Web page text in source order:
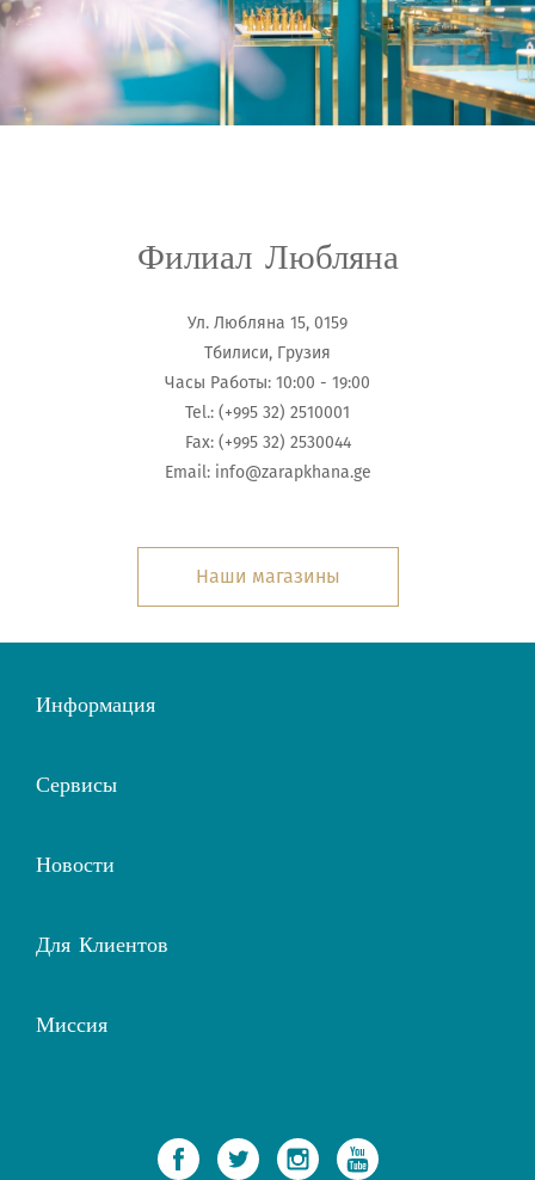
Филиал Любляна
Ул. Любляна 15, 0159
Тбилиси, Грузия
Часы Работы: 10:00 - 19:00
Tel.: (+995 32) 2510001
Fax: (+995 32) 2530044
Email: info@zarapkhana.ge
Наши магазины
Информация
Сервисы
Новости
Для Клиентов
Миссия